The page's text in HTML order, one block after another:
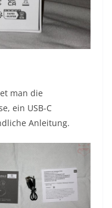
man die
ein USB-C
Anleitung.